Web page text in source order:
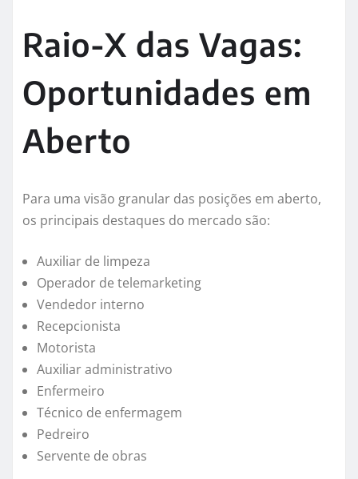
Raio-X das Vagas:
Oportunidades em
Aberto
Para uma visão granular das posições em aberto,
os principais destaques do mercado são:
Auxiliar de limpeza
Operador de telemarketing
Vendedor interno
Recepcionista
Motorista
Auxiliar administrativo
Enfermeiro
Técnico de enfermagem
Pedreiro
Servente de obras